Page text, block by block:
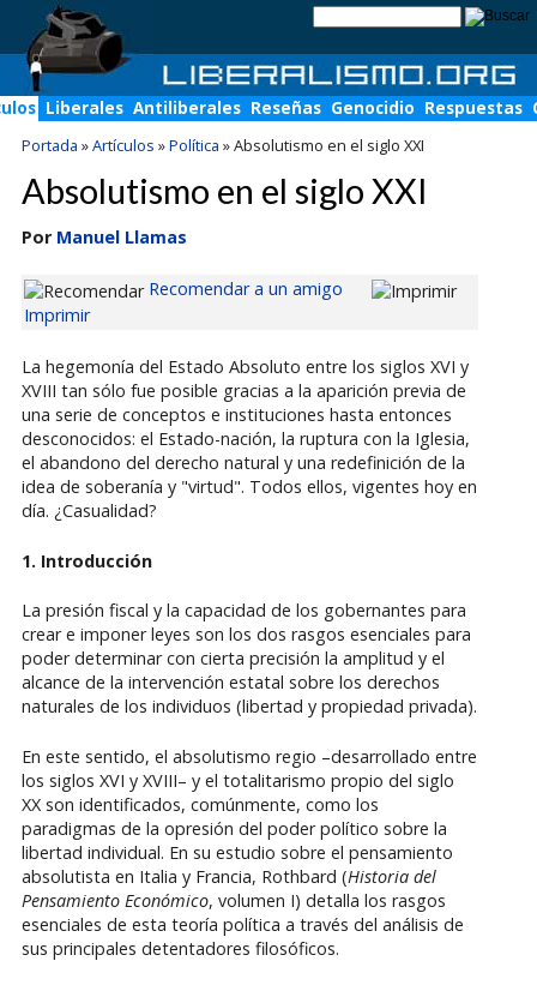
Liberales Antiliberales Reseñas Genocidio Respuestas
Portada »Artículos »Política »Absolutismo en el siglo XXI
Absolutismo en el siglo XXI
Por Manuel Llamas
Recomendar a un amigo
Imprimir
La hegemonía del Estado Absoluto entre los siglos XVI y
XVIII tan sólo fue posible gracias a la aparición previa de
una serie de conceptos e instituciones hasta entonces
desconocidos: el Estado-nación, la ruptura con la Iglesia,
el abandono del derecho natural y una redefinición de la
idea de soberanía y "virtud". Todos ellos, vigentes hoy en
día. ¿Casualidad?
1. Introducción
La presión fiscal y la capacidad de los gobernantes para
crear e imponer leyes son los dos rasgos esenciales para
poder determinar con cierta precisión la amplitud y el
alcance de la intervención estatal sobre los derechos
naturales de los individuos (libertad y propiedad privada).
En este sentido, el absolutismo regio –desarrollado entre
los siglos XVI y XVIII– y el totalitarismo propio del siglo
XX son identificados, comúnmente, como los
paradigmas de la opresión del poder político sobre la
libertad individual. En su estudio sobre el pensamiento
absolutista en Italia y Francia, Rothbard (Historia del
Pensamiento Económico, volumen I) detalla los rasgos
esenciales de esta teoría política a través del análisis de
sus principales detentadores filosóficos.